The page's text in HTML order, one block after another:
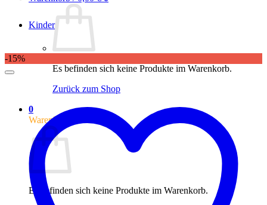
Es befinden sich keine Produkte im Warenkorb.
Zurück zum Shop
0
Warenkorb
Es befinden sich keine Produkte im Warenkorb.
Kinder
-15%